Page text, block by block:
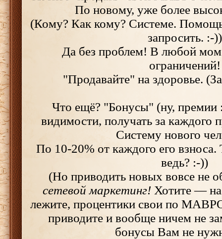
По новому, уже более
(Кому? Как кому? Системе. Помощь
запросить. :-))
Да без проблем! В любой
ограничений!
"Продавайте" на здоровье.
Что ещё? "Бонусы" (ну, премии
видимости, получать за каждого
Систему нового
По 10-20% от каждого его взноса.
ведь? :-))
(Но приводить новых вовсе не
сетевой маркетинг! Хотите — на
лежите, процентики свои по
приводите и вообще ничем не
бонусы Вам не